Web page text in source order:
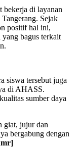
bekerja di layanan
Sejak
positif hal ini,
bagus terkait
siswa tersebut juga
di AHASS.
sumber daya
giat, jujur dan
bergabung dengan